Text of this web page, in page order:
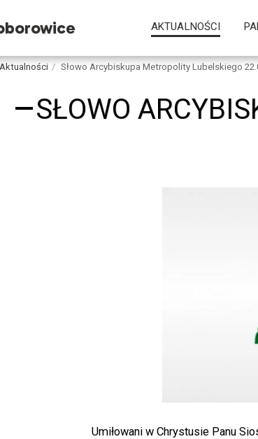
AKTUALNOŚCI
Aktualności Słowo Arcybiskupa Metropolity Lubelskiego
SŁOWO
Umiłowani w Chrystusie Panu